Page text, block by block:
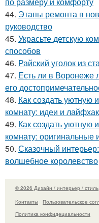
44. Этапы ремонта в
руководство
45. Украсьте детскую
способов
46. Райский уголок из
47. Есть ли в Воронеже
его
48. Как создать уютную
комнату: идеи и
49. Как создать уютную
комнату: оригинальные
50. Сказочный
волшебное королевство
© 2026 Дизайн / интерьер / стиль
Контакты
Пользовательское
Политика конфидециальности